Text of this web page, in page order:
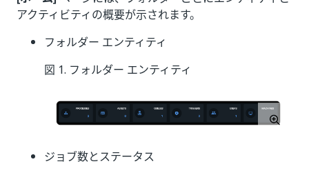
アクティビティの概要が示されます。
フォルダー エンティティ
図 1. フォルダー エンティティ
ジョブ数とステータス